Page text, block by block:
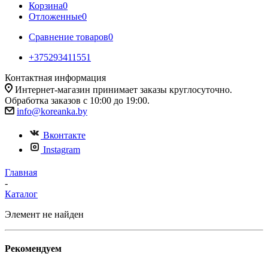
Корзина0
Отложенные0
Сравнение товаров0
+375293411551
Контактная информация
Интернет-магазин принимает заказы круглосуточно.
Обработка заказов с 10:00 до 19:00.
info@koreanka.by
Вконтакте
Instagram
Главная
-
Каталог
Элемент не найден
Рекомендуем